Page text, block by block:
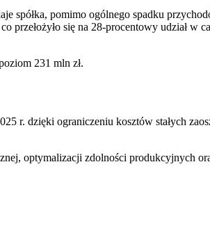
spółka, pomimo ogólnego spadku
przełożyło się na 28-procentowy udział w
231 mln zł.
r. dzięki ograniczeniu kosztów stałych
optymalizacji zdolności produkcyjnych